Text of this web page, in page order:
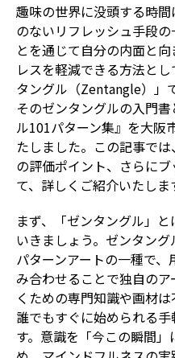
趣味の世界に没頭する時
のないリフレッシュ手段
とを通じて自分の内面と
レスを軽減できる方法と
タングル（Zentangle）」
そのゼンタングルの入門
ル101パターン集』を大阪
たしました。この記事で
の評価ポイント、さらに
て、詳しくご紹介いたしま
まず、「ゼンタングル」
いきましょう。ゼンタン
パターンアートの一種で
み合わせることで独自の
くための専門知識や画材
誰でもすぐに始められる
す。意識を「今この瞬間